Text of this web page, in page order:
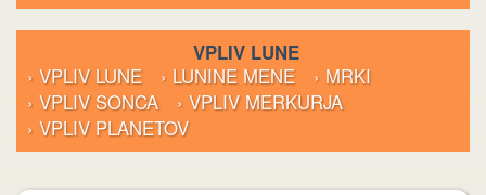
VPLIV LUNE
› VPLIV LUNE
› LUNINE MENE
› MRKI
› VPLIV SONCA
› VPLIV MERKURJA
› VPLIV PLANETOV